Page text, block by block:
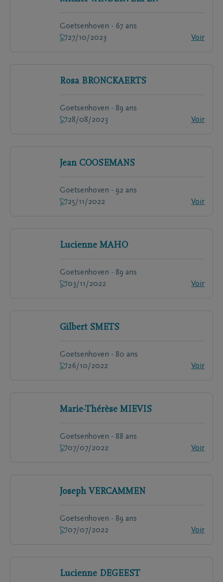
Goetsenhoven - 67 ans
27/10/2023
Voir
Rosa BRONCKAERTS
Goetsenhoven - 89 ans
28/08/2023
Voir
Jean COOSEMANS
Goetsenhoven - 92 ans
25/11/2022
Voir
Lucienne MAHO
Goetsenhoven - 89 ans
03/11/2022
Voir
Gilbert SMETS
Goetsenhoven - 80 ans
26/10/2022
Voir
Marie-Thérèse MIEVIS
Goetsenhoven - 88 ans
07/07/2022
Voir
Joseph VERCAMMEN
Goetsenhoven - 89 ans
07/07/2022
Voir
Lucienne DEGEEST